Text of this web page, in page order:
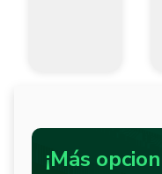
¡Más